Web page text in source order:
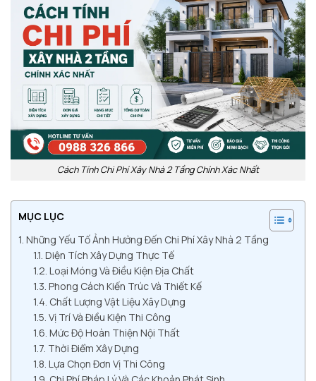
Cách Tính Chi Phí Xây Nhà 2 Tầng Chính Xác Nhất
MỤC LỤC
Những Yếu Tố Ảnh Hưởng Đến Chi Phí Xây Nhà 2 Tầng
Diện Tích Xây Dựng Thực Tế
Loại Móng Và Điều Kiện Địa Chất
Phong Cách Kiến Trúc Và Thiết Kế
Chất Lượng Vật Liệu Xây Dựng
Vị Trí Và Điều Kiện Thi Công
Mức Độ Hoàn Thiện Nội Thất
Thời Điểm Xây Dựng
Lựa Chọn Đơn Vị Thi Công